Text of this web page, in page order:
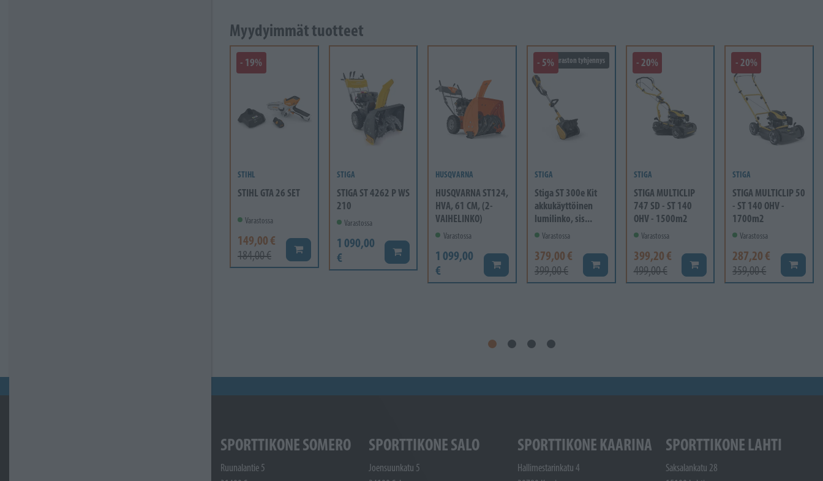
Myydyimmät tuotteet
- 19%
STIHL
STIHL GTA 26 SET
Varastossa
149,00 €
184,00 € Lisää koriin
STIGA
STIGA ST 4262 P WS
210
Varastossa
1 090,00
€
Lisää koriin
HUSQVARNA
HUSQVARNA ST124,
HVA, 61 CM, (2-
VAIHELINKO)
Varastossa
1 099,00
€
Lisää koriin
Varaston tyhjennys
- 5%
STIGA
Stiga ST 300e Kit
akkukäyttöinen
lumilinko, sis...
Varastossa
379,00 €
399,00 € Lisää koriin
- 20%
STIGA
STIGA MULTICLIP
747 SD - ST 140
OHV - 1500m2
Varastossa
399,20 €
499,00 € Lisää koriin
- 20%
STIGA
STIGA MULTICLIP 50
- ST 140 OHV -
1700m2
Varastossa
287,20 €
359,00 € Lisää
SPORTTIKONE SOMERO
Ruunalantie 5
SPORTTIKONE SALO
Joensuunkatu 5
SPORTTIKONE KAARINA
Hallimestarinkatu 4
SPORTTIKONE LAHTI
Saksalankatu 28